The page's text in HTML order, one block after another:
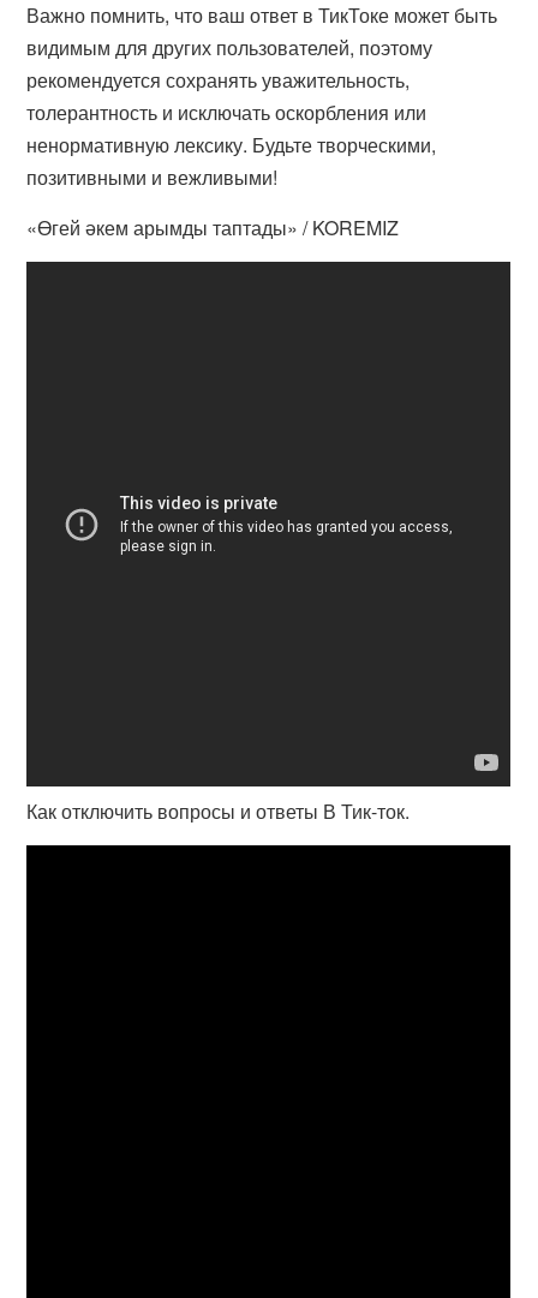
Важно помнить, что ваш ответ в ТикТоке может быть
видимым для других пользователей, поэтому
рекомендуется сохранять уважительность,
толерантность и исключать оскорбления или
ненормативную лексику. Будьте творческими,
позитивными и вежливыми!
«Өгей әкем арымды таптады» / KOREMIZ
Как отключить вопросы и ответы В Тик-ток.